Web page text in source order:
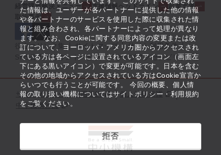
た情報は、ユーザーが各パートナーに提供した他の情報
や各パートナーのサービスを使用した際に収集された情
報と組み合わされ、各パートナーによって処理が異なり
ます。 なお、Cookieに関する同意内容の変更または改
訂について、ヨーロッパ・アメリカ圏からアクセスされ
ている方は各ページに設置されているアイコン（画面左
下にある黒いアイコン）で変更が可能です。日本を含む
その他の地域からアクセスされている方はCookie宣言か
らいつでも行うことが可能です。 今回の概要、個人情
報の取り扱い機構についてはサイトポリシー・利用規約
をご覧ください。
拒否
経営課題解決メニュー 支援情報ヘッドライン
起業支援
取組事例
役立つリンク集 サイトマップ
サイト利用条件
SNS公式アカウント一覧
ウェブアクセシビリティ
サイトポリシー・利用規約
個人情報保護
中小機構とは